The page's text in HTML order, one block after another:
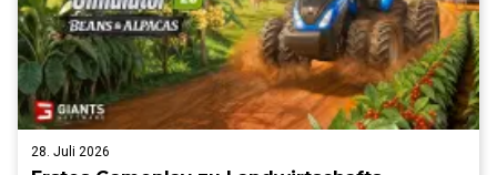
28. Juli 2026